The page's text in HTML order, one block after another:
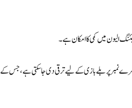
الیون میں کمی کا امکان ہے۔
کی اننگز سے متاثر کے ایل راہول کو تیسرے نمبر پر بلے بازی کے لیے ترقی دی جا سکتی ہے، جس کے